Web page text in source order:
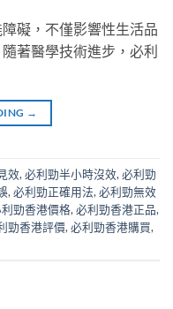
礙，不僅影響性生活品
著醫學技術進步，必利
→
效, 必利勁半小時沒效, 必利勁
, 必利勁正確用法, 必利勁無效
勁香港價格, 必利勁香港正品,
勁香港評價, 必利勁香港購買,